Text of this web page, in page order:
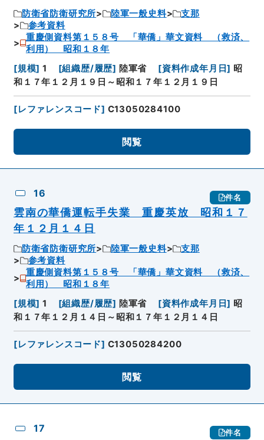
防衛省防衛研究所 陸軍一般史料
支那
参考資料
重慶側資料第１５８号 「華僑」華文資料 （救済、
利用） 昭和１８年
[規模] 1 [組織歴/履歴] 陸軍省 [資料作成年月日] 昭
和１７年１２月１９日～昭和１７年１２月１９日
[レファレンスコード] C13050284100
閲覧
16 件名
雲南の華僑運転手失業 重慶英放 昭和１７
年１２月１４日
防衛省防衛研究所 陸軍一般史料
支那
参考資料
重慶側資料第１５８号 「華僑」華文資料 （救済、
利用） 昭和１８年
[規模] 1 [組織歴/履歴] 陸軍省 [資料作成年月日] 昭
和１７年１２月１４日～昭和１７年１２月１４日
[レファレンスコード] C13050284200
閲覧
17 件名